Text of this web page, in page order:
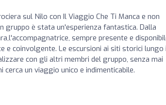
sul Nilo con Il Viaggio Che Ti Manca e non
è stata un'esperienza fantastica. Dalla
sempre presente e
e coinvolgente. Le escursioni ai siti storici lungo
con gli altri membri del gruppo, senza mai
un viaggio unico e indimenticabile.